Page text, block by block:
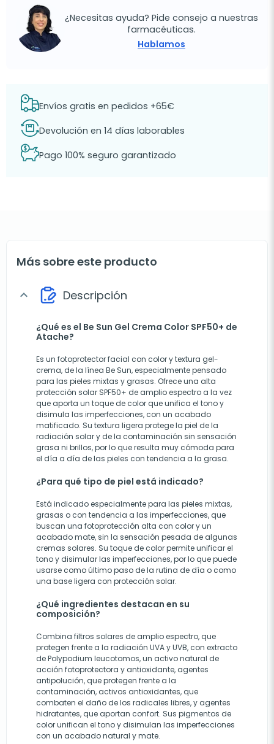
¿Necesitas ayuda? Pide consejo a nuestras
farmacéuticas.
Hablamos
Envíos gratis en pedidos +65€
Devolución en 14 días laborables
Pago 100% seguro garantizado
Más sobre este producto
expand_more Descripción
¿Qué es el Be Sun Gel Crema Color SPF50+ de
Atache?
Es un fotoprotector facial con color y textura gel-
crema, de la línea Be Sun, especialmente pensado
para las pieles mixtas y grasas. Ofrece una alta
protección solar SPF50+ de amplio espectro a la vez
que aporta un toque de color que unifica el tono y
disimula las imperfecciones, con un acabado
matificado. Su textura ligera protege la piel de la
radiación solar y de la contaminación sin sensación
grasa ni brillos, por lo que resulta muy cómoda para
el día a día de las pieles con tendencia a la grasa.
¿Para qué tipo de piel está indicado?
Está indicado especialmente para las pieles mixtas,
grasas o con tendencia a las imperfecciones, que
buscan una fotoprotección alta con color y un
acabado mate, sin la sensación pesada de algunas
cremas solares. Su toque de color permite unificar el
tono y disimular las imperfecciones, por lo que puede
usarse como último paso de la rutina de día o como
una base ligera con protección solar.
¿Qué ingredientes destacan en su
composición?
Combina filtros solares de amplio espectro, que
protegen frente a la radiación UVA y UVB, con extracto
de Polypodium leucotomos, un activo natural de
acción fotoprotectora y antioxidante, agentes
antipolución, que protegen frente a la
contaminación, activos antioxidantes, que
combaten el daño de los radicales libres, y agentes
hidratantes, que aportan confort. Sus pigmentos de
color unifican el tono y disimulan las imperfecciones
con un acabado natural y mate.